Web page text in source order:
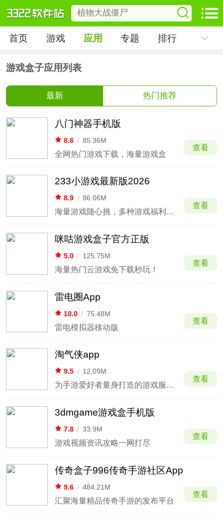
首页 游戏 应用 专题 排行
游戏盒子应用列表
最新 热门推荐
八门神器手机版
8.6 / 85.36M
全网热门游戏下载，海量游戏盒
查看
233小游戏最新版2026
8.9 / 86.06M
海量游戏随心挑，多种游戏福利一网打尽
查看
咪咕游戏盒子官方正版
5.0 / 125.75M
海量热门云游戏免下载秒玩！
查看
雷电圈App
10.0 / 75.48M
雷电模拟器移动版
查看
淘气侠app
9.5 / 12.09M
为手游爱好者量身打造的游戏服务app
查看
3dmgame游戏盒手机版
7.8 / 33.9M
游戏视频资讯攻略一网打尽
查看
传奇盒子996传奇手游社区App
9.6 / 484.21M
汇聚海量精品传奇手游的发布平台
查看